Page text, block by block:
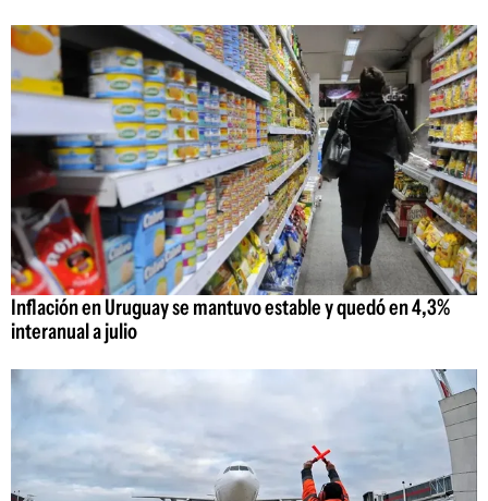
Inflación en Uruguay se mantuvo estable y quedó en 4,3%
interanual a julio